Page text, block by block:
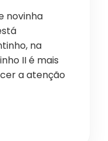
novinha
na
II é mais
a atenção